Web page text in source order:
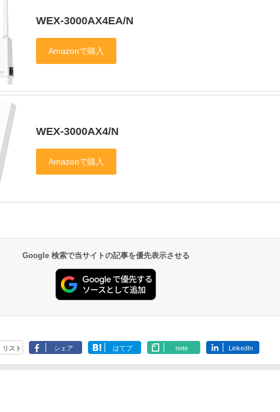
WEX-3000AX4EA/N
WEX-3000AX4/N
Google 検索で当サイトの記事を優先表示させる
リスト シェア はてブ note LinkedIn